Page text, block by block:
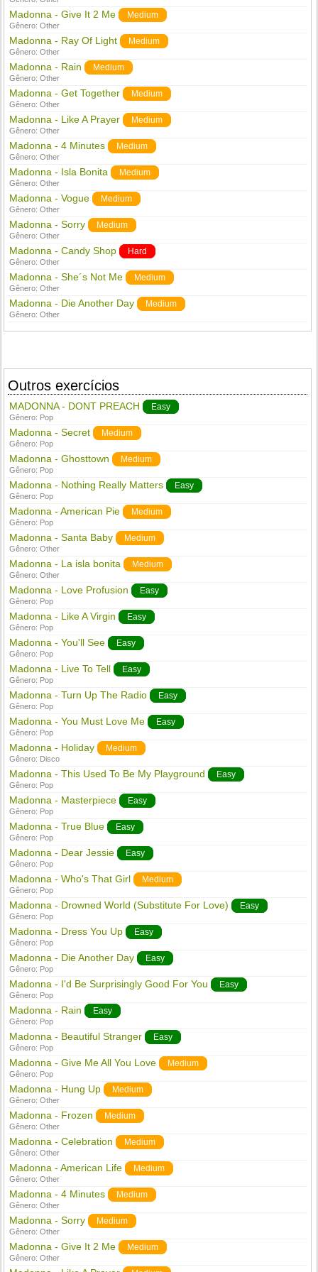
Madonna - Give It 2 Me Medium
Gênero:Other
Madonna - Ray Of Light Medium
Gênero:Other
Madonna - Rain Medium
Gênero:Other
Madonna - Get Together Medium
Gênero:Other
Madonna - Like A Prayer Medium
Gênero:Other
Madonna - 4 Minutes Medium
Gênero:Other
Madonna - Isla Bonita Medium
Gênero:Other
Madonna - Vogue Medium
Gênero:Other
Madonna - Sorry Medium
Gênero:Other
Madonna - Candy Shop Hard
Gênero:Other
Madonna - She´s Not Me Medium
Gênero:Other
Madonna - Die Another Day Medium
Gênero:Other
Outros exercícios
MADONNA - DONT PREACH Easy
Gênero: Pop
Madonna - Secret Medium
Gênero: Pop
Madonna - Ghosttown Medium
Gênero: Pop
Madonna - Nothing Really Matters Easy
Gênero: Pop
Madonna - American Pie Medium
Gênero: Pop
Madonna - Santa Baby Medium
Gênero:Other
Madonna - La isla bonita Medium
Gênero:Other
Madonna - Love Profusion Easy
Gênero: Pop
Madonna - Like A Virgin Easy
Gênero: Pop
Madonna - You'll See Easy
Gênero: Pop
Madonna - Live To Tell Easy
Gênero: Pop
Madonna - Turn Up The Radio Easy
Gênero: Pop
Madonna - You Must Love Me Easy
Gênero: Pop
Madonna - Holiday Medium
Gênero: Disco
Madonna - This Used To Be My Playground Easy
Gênero: Pop
Madonna - Masterpiece Easy
Gênero: Pop
Madonna - True Blue Easy
Gênero: Pop
Madonna - Dear Jessie Easy
Gênero: Pop
Madonna - Who's That Girl Medium
Gênero: Pop
Madonna - Drowned World (Substitute For Love) Easy
Gênero: Pop
Madonna - Dress You Up Easy
Gênero: Pop
Madonna - Die Another Day Easy
Gênero: Pop
Madonna - I'd Be Surprisingly Good For You Easy
Gênero: Pop
Madonna - Rain Easy
Gênero: Pop
Madonna - Beautiful Stranger Easy
Gênero: Pop
Madonna - Give Me All You Love Medium
Gênero: Pop
Madonna - Hung Up Medium
Gênero:Other
Madonna - Frozen Medium
Gênero:Other
Madonna - Celebration Medium
Gênero:Other
Madonna - American Life Medium
Gênero:Other
Madonna - 4 Minutes Medium
Gênero:Other
Madonna - Sorry Medium
Gênero:Other
Madonna - Give It 2 Me Medium
Gênero:Other